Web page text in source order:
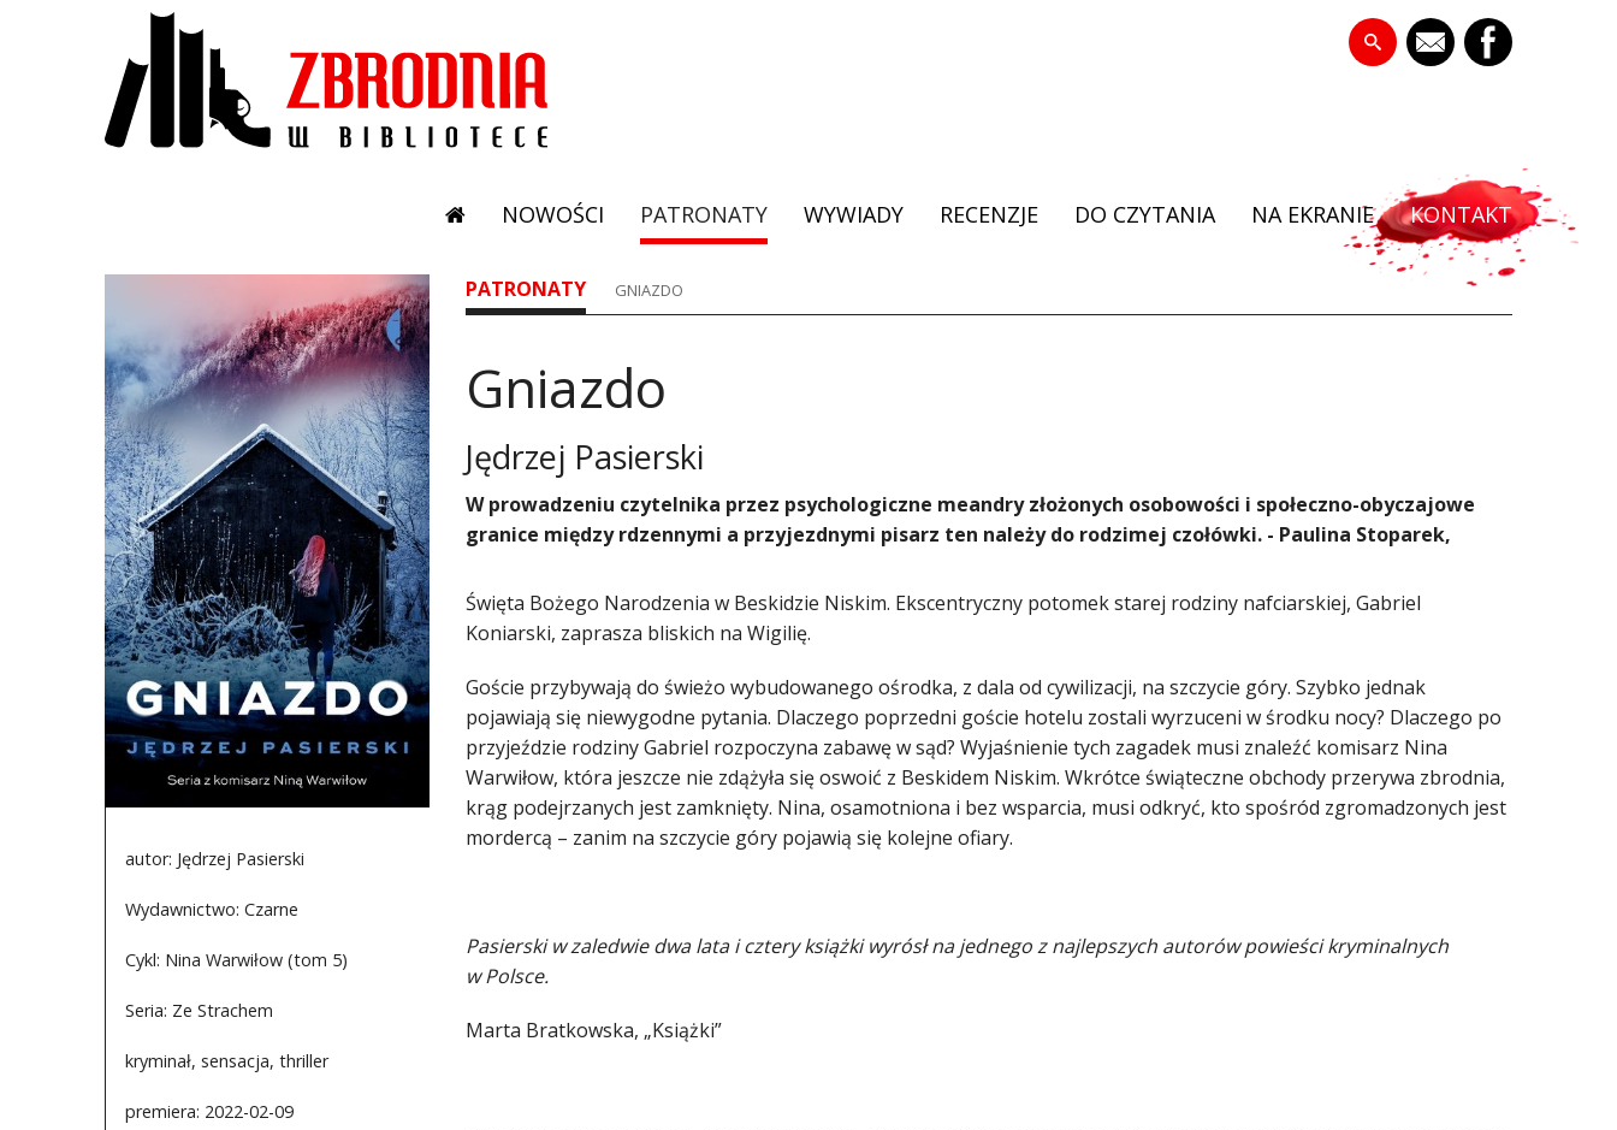
NOWOŚCI PATRONATY WYWIADY RECENZJE DO CZYTANIA NA EKRANIE KONTAKT
autor: Jędrzej Pasierski
Wydawnictwo: Czarne
Cykl: Nina Warwiłow (tom 5)
Seria: Ze Strachem
kryminał, sensacja, thriller
premiera: 2022-02-09
PATRONATY GNIAZDO
Gniazdo
Jędrzej Pasierski
W prowadzeniu czytelnika przez psychologiczne meandry złożonych osobowości i społeczno-obyczajowe
granice między rdzennymi a przyjezdnymi pisarz ten należy do rodzimej czołówki. - Paulina Stoparek,
Święta Bożego Narodzenia w Beskidzie Niskim. Ekscentryczny potomek starej rodziny nafciarskiej, Gabriel
Koniarski, zaprasza bliskich na Wigilię.
Goście przybywają do świeżo wybudowanego ośrodka, z dala od cywilizacji, na szczycie góry. Szybko jednak
pojawiają się niewygodne pytania. Dlaczego poprzedni goście hotelu zostali wyrzuceni w środku nocy? Dlaczego po
przyjeździe rodziny Gabriel rozpoczyna zabawę w sąd? Wyjaśnienie tych zagadek musi znaleźć komisarz Nina
Warwiłow, która jeszcze nie zdążyła się oswoić z Beskidem Niskim. Wkrótce świąteczne obchody przerywa zbrodnia,
krąg podejrzanych jest zamknięty. Nina, osamotniona i bez wsparcia, musi odkryć, kto spośród zgromadzonych jest
mordercą – zanim na szczycie góry pojawią się kolejne ofiary.
Pasierski w zaledwie dwa lata i cztery książki wyrósł na jednego z najlepszych autorów powieści kryminalnych
w Polsce.
Marta Bratkowska, „Książki”